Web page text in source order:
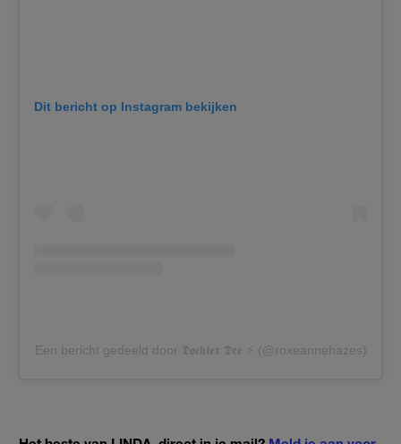
Dit bericht op Instagram bekijken
Een bericht gedeeld door 𝕯𝖔𝖈𝖍𝖙𝖊𝖗 𝕯𝖗𝖊 ⚡️ (@roxeannehazes)